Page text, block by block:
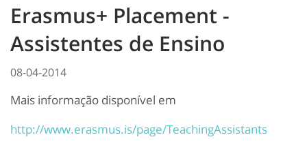
Erasmus+ Placement -
Assistentes de Ensino
08-04-2014
Mais informação disponível em
http://www.erasmus.is/page/TeachingAssistants